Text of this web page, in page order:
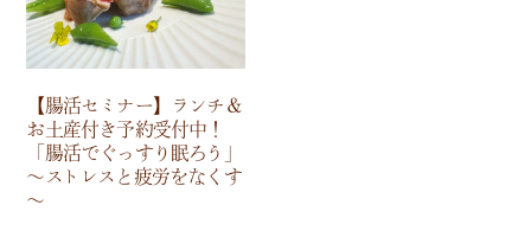
【腸活セミナー】ランチ＆
お土産付き予約受付中！
「腸活でぐっすり眠ろう」
～ストレスと疲労をなくす
～